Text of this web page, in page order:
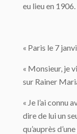
eu lieu en 1906.
« Paris le 7
« Monsieur, je
sur Rainer
« Je l’ai connu
dire de lui un
qu’auprès